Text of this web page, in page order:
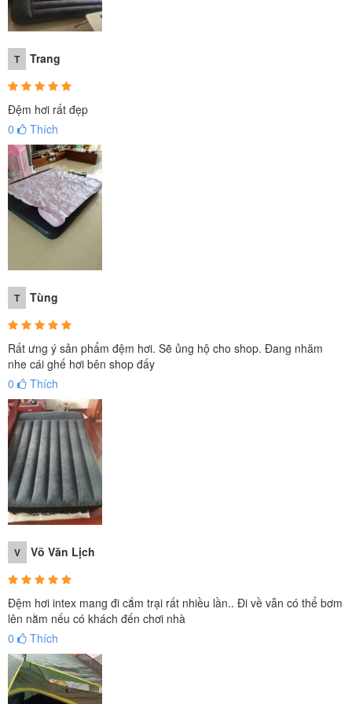
PHỒNG CAO CẤP MÀU ĐEN 1m52
203cm, rộng 152cm, dày 30cm, màu đen.
T Trang
Đệm hơi rất đẹp
0
Thích
T Tùng
Rất ưng ý sản phẩm đệm hơi. Sẽ ủng hộ cho shop. Đang nhăm
nhe cái ghế hơi bên shop đấy
0
Thích
V Võ Văn Lịch
Đệm hơi intex mang đi cắm trại rất nhiều lần.. Đi về vẫn có thể bơm
lên nằm nếu có khách đến chơi nhà
0
Thích